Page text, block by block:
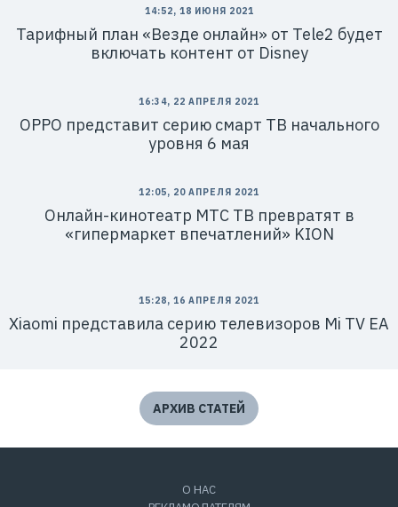
14:52, 18 ИЮНЯ 2021
Тарифный план «Везде онлайн» от Tele2 будет
включать контент от Disney
16:34, 22 АПРЕЛЯ 2021
OPPO представит серию смарт ТВ начального
уровня 6 мая
12:05, 20 АПРЕЛЯ 2021
Онлайн-кинотеатр МТС ТВ превратят в
«гипермаркет впечатлений» KION
15:28, 16 АПРЕЛЯ 2021
Xiaomi представила серию телевизоров Mi TV EA
2022
АРХИВ СТАТЕЙ
О НАС